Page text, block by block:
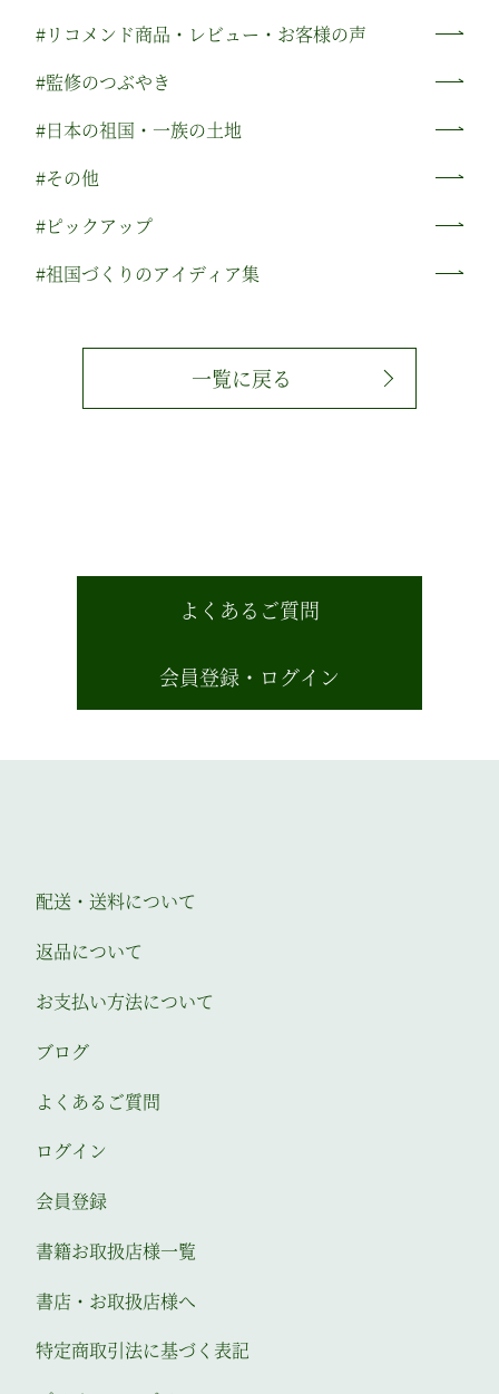
#リコメンド商品・レビュー・お客様の声
#監修のつぶやき
#日本の祖国・一族の土地
#その他
#ピックアップ
#祖国づくりのアイディア集
一覧に戻る
よくあるご質問
会員登録・ログイン
配送・送料について
返品について
お支払い方法について
ブログ
よくあるご質問
ログイン
会員登録
書籍お取扱店様一覧
書店・お取扱店様へ
特定商取引法に基づく表記